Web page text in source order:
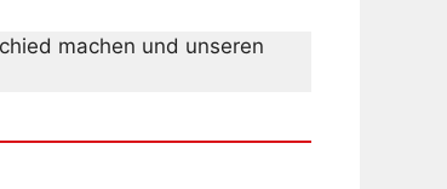
machen und unseren